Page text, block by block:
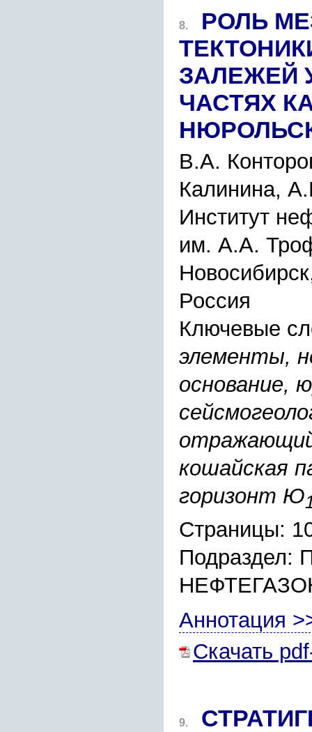
8.
РОЛЬ
ЗАЛЕЖЕЙ
ЧАСТЯХ
В.А.
Калинина,
Институт
им. А.А.
Россия
Ключевые
элементы,
основание,
кошайская
горизонт Ю
Страницы:
Аннотация
Скачать
9.